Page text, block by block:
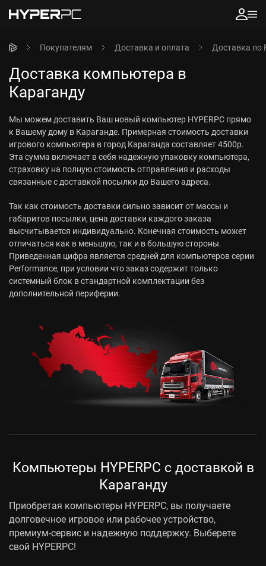
Покупателям Доставка и оплата Доставка по
Доставка компьютера в
Караганду
Мы можем доставить Ваш новый компьютер HYPERPC прямо
к Вашему дому в Караганде. Примерная стоимость доставки
игрового компьютера в город Караганда составляет 4500р.
Эта сумма включает в себя надежную упаковку компьютера,
страховку на полную стоимость отправления и расходы
связанные с доставкой посылки до Вашего адреса.
Так как стоимость доставки сильно зависит от массы и
габаритов посылки, цена доставки каждого заказа
высчитывается индивидуально. Конечная стоимость может
отличаться как в меньшую, так и в большую стороны.
Приведенная цифра является средней для компьютеров серии
Performance, при условии что заказ содержит только
системный блок в стандартной комплектации без
дополнительной периферии.
Компьютеры HYPERPC с доставкой в
Караганду
Приобретая компьютеры HYPERPC, вы получаете
долговечное игровое или рабочее устройство,
премиум-сервис и надежную поддержку. Выберете
свой HYPERPC!